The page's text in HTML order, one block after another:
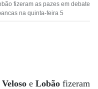
fizeram as pazes em debate
na quinta-feira 5
e Lobão fizeram